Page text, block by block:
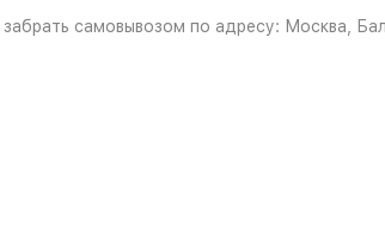
самовывозом по адресу: Москва,